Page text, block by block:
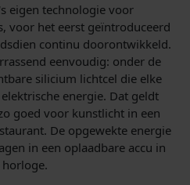
eigen technologie voor
voor het eerst geïntroduceerd
continu doorontwikkeld.
eenvoudig: onder de
silicium lichtcel die elke
energie. Dat geldt
goed voor kunstlicht in een
De opgewekte energie
in een oplaadbare accu in
horloge.